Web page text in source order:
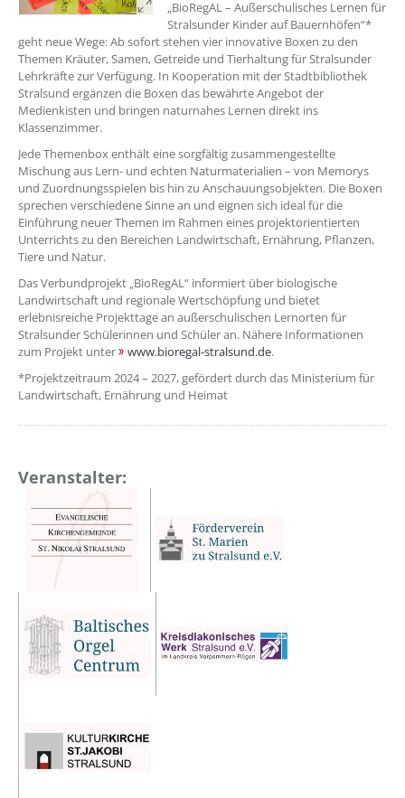
„BioRegAL – Außerschulisches Lernen für
Stralsunder Kinder auf Bauernhöfen“*
geht neue Wege: Ab sofort stehen vier innovative Boxen zu den
Themen Kräuter, Samen, Getreide und Tierhaltung für Stralsunder
Lehrkräfte zur Verfügung. In Kooperation mit der Stadtbibliothek
Stralsund ergänzen die Boxen das bewährte Angebot der
Medienkisten und bringen naturnahes Lernen direkt ins
Klassenzimmer.
Jede Themenbox enthält eine sorgfältig zusammengestellte
Mischung aus Lern- und echten Naturmaterialien – von Memorys
und Zuordnungsspielen bis hin zu Anschauungsobjekten. Die Boxen
sprechen verschiedene Sinne an und eignen sich ideal für die
Einführung neuer Themen im Rahmen eines projektorientierten
Unterrichts zu den Bereichen Landwirtschaft, Ernährung, Pflanzen,
Tiere und Natur.
Das Verbundprojekt „BioRegAL“ informiert über biologische
Landwirtschaft und regionale Wertschöpfung und bietet
erlebnisreiche Projekttage an außerschulischen Lernorten für
Stralsunder Schülerinnen und Schüler an. Nähere Informationen
zum Projekt unter
www.bioregal-stralsund.de.
*Projektzeitraum 2024 – 2027, gefördert durch das Ministerium für
Landwirtschaft, Ernährung und Heimat
Veranstalter: